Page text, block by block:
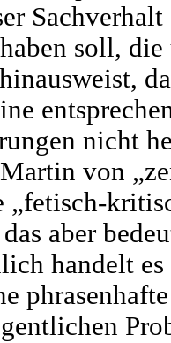
soll,
nicht
von
aber
handelt